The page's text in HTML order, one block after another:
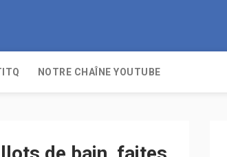
NOTRE CHAÎNE YOUTUBE